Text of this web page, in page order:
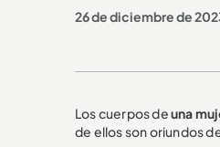
26 de diciembre de
Los cuerpos deuna
de ellos son oriundos